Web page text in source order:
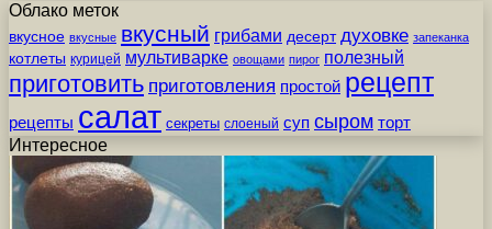
Облако меток
вкусное вкусные вкусный грибами десерт духовке запеканка
котлеты курицей мультиварке овощами пирог полезный
приготовить приготовления простой рецепт
рецепты салат секреты слоеный суп сыром торт
Интересное